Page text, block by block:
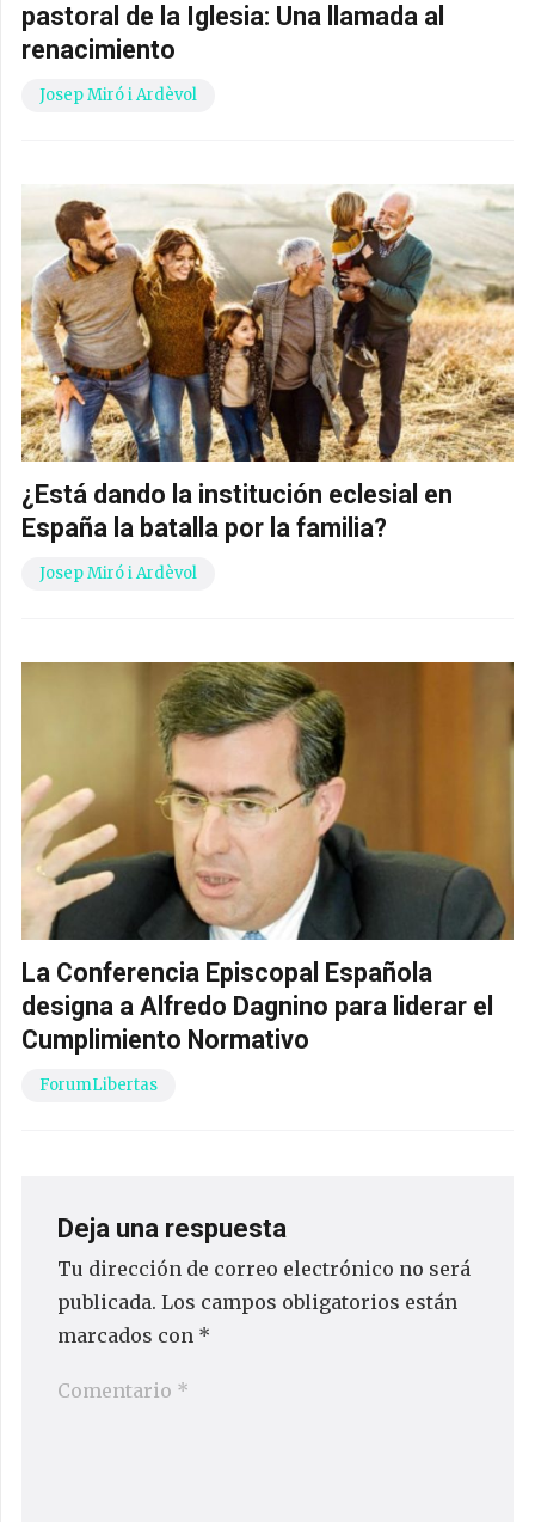
pastoral de la Iglesia: Una llamada al
renacimiento
Josep Miró i Ardèvol
¿Está dando la institución eclesial en
España la batalla por la familia?
Josep Miró i Ardèvol
La Conferencia Episcopal Española
designa a Alfredo Dagnino para liderar el
Cumplimiento Normativo
ForumLibertas
Deja una respuesta
Tu dirección de correo electrónico no será
publicada. Los campos obligatorios están
marcados con *